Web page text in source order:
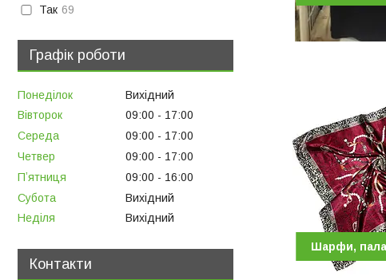
Шарфи,
Так 69
Графік роботи
Понеділок
Вихідний
Вівторок
09:00
17:00
Середа
09:00
17:00
Четвер
09:00
17:00
Пʼятниця
09:00
16:00
Субота
Вихідний
Неділя
Вихідний
Контакти